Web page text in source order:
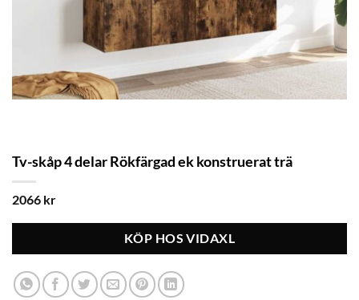
Tv-skåp 4 delar Rökfärgad ek konstruerat trä
2066 kr
KÖP HOS VIDAXL